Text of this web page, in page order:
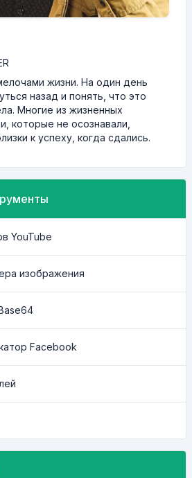
жизни. На один день
назад и понять, что это
Многие из жизненных
которые не осознавали,
к успеху, когда сдались.
YouTube
изображения
Facebook